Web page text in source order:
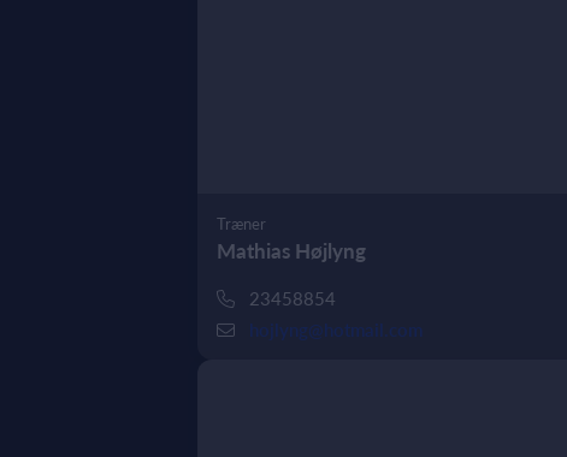
Træner
Mathias Højlyng
23458854
hojlyng@hotmail.com